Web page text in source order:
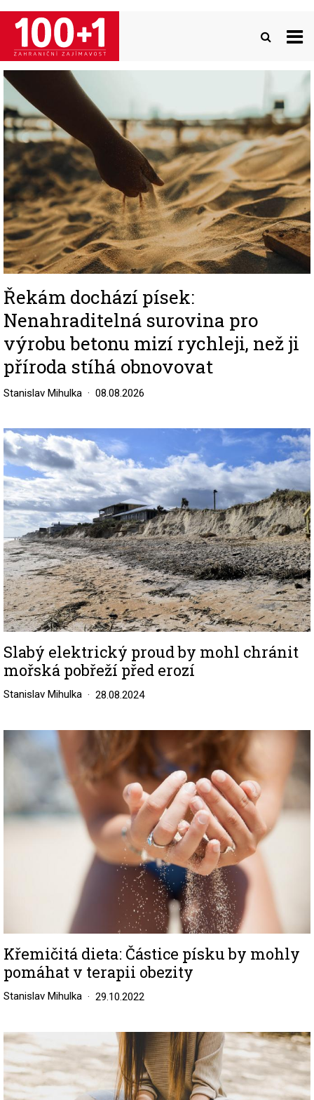
Přejít
hlavnímu
obsahu
Image
Řekám dochází písek:
Nenahraditelná surovina pro
výrobu betonu mizí rychleji, než ji
příroda stíhá obnovovat
Stanislav Mihulka 08.08.2026
Image
Slabý elektrický proud by mohl chránit
mořská pobřeží před erozí
Stanislav Mihulka 28.08.2024
Image
Křemičitá dieta: Částice písku by mohly
pomáhat v terapii obezity
Stanislav Mihulka 29.10.2022
Image